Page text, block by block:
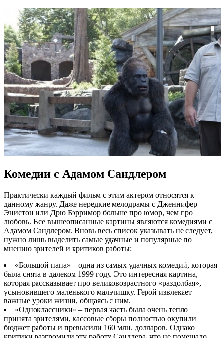
Комедии с Адамом Сандлером
Практически каждый фильм с этим актером относятся к
данному жанру. Даже нередкие мелодрамы с Дженнифер
Энистон или Дрю Бэрримор больше про юмор, чем про
любовь. Все вышеописанные картины являются комедиями с
Адамом Сандлером. Вновь весь список указывать не следует,
нужно лишь выделить самые удачные и популярные по
мнению зрителей и критиков работы:
«Большой папа» – одна из самых удачных комедий, которая
была снята в далеком 1999 году. Это интересная картина,
которая рассказывает про великовозрастного «раздолбая»,
усыновившего маленького мальчишку. Герой извлекает
важные уроки жизни, общаясь с ним.
«Одноклассники» – первая часть была очень тепло
принята зрителями, кассовые сборы полностью окупили
бюджет работы и превысили 160 млн. долларов. Однако